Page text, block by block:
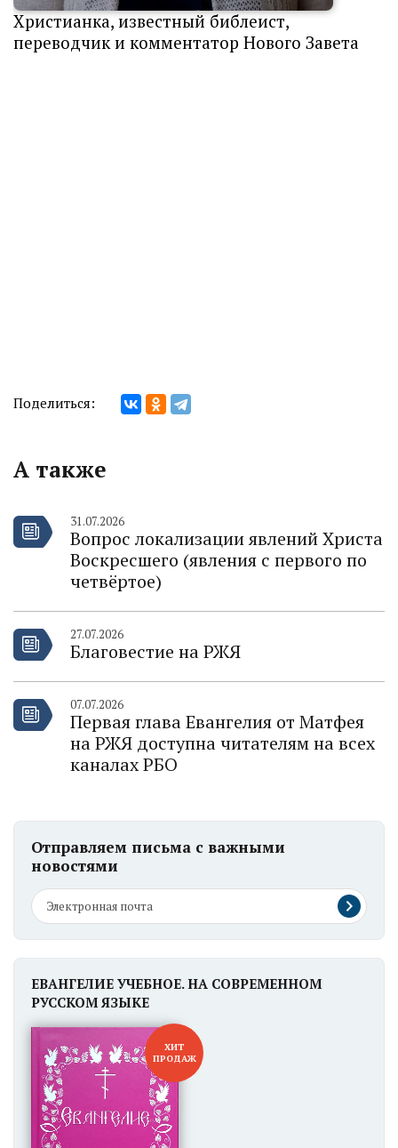
Христианка, известный библеист,
переводчик и комментатор Нового Завета
Поделиться:
А также
31.07.2026
Вопрос локализации явлений Христа
Воскресшего (явления с первого по
четвёртое)
27.07.2026
Благовестие на РЖЯ
07.07.2026
Первая глава Евангелия от Матфея
на РЖЯ доступна читателям на всех
каналах РБО
Отправляем письма с важными
новостями
ЕВАНГЕЛИЕ УЧЕБНОЕ. НА СОВРЕМЕННОМ
РУССКОМ ЯЗЫКЕ
ХИТ
ПРОДАЖ